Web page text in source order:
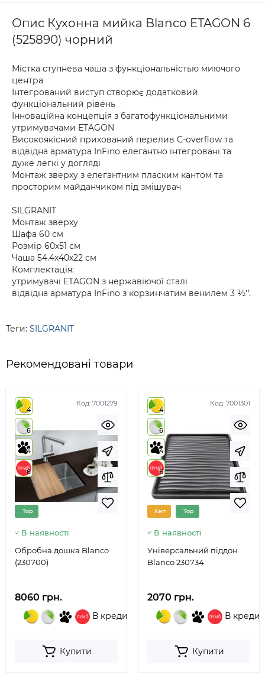
Опис Кухонна мийка Blanco ETAGON 6
(525890) чорний
Містка ступнева чаша з функціональністью миючого
центра
Інтегрований виступ створює додатковий
функціональний рівень
Інноваційна концепція з багатофункціональними
утримувачами ETAGON
Високоякісний прихований перелив C-overflow та
відвідна арматура InFino елегантно інтегровані та
дуже легкі у догляді
Монтаж зверху з елегантним пласким кантом та
просторим майданчиком під змішувач
SILGRANIT
Монтаж зверху
Шафа 60 см
Розмір 60х51 см
Чаша 54.4х40х22 см
Комплектація:
утримувачі ETAGON з нержавіючої сталі
відвідна арматура InFino з корзинчатим венилем 3 ½''.
Теги: SILGRANIT
Рекомендовані товари
Код: 7001279
4
6
4
6
Top
В наявності
Обробна дошка Blanco
(230700)
8060 грн.
В кредит
Купити
Код: 7001301
4
6
4
6
Хит Top
В наявності
Універсальний піддон
Blanco 230734
2070 грн.
В кредит
Купити